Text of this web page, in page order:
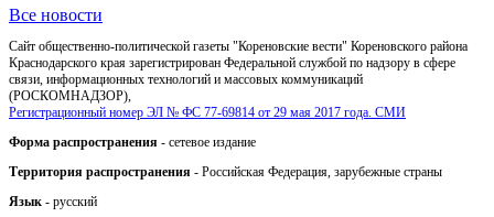
Все новости
Сайт общественно-политической газеты "Кореновские вести" Кореновского района
Краснодарского края зарегистрирован Федеральной службой по надзору в сфере
связи, информационных технологий и массовых коммуникаций
(РОСКОМНАДЗОР),
Регистрационный номер ЭЛ № ФС 77-69814 от 29 мая 2017 года. СМИ
Форма распространения - сетевое издание
Территория распространения - Российская Федерация, зарубежные страны
Язык - русский